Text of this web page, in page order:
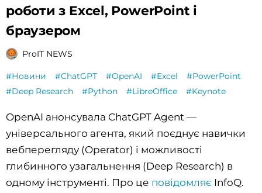
роботи з Excel, PowerPoint і
браузером
ProIT NEWS
#Новини #ChatGPT #OpenAI #Excel
#PowerPoint
#Deep Research
#Python #LibreOffice #Keynote
OpenAI анонсувала ChatGPT Agent —
універсального агента, який поєднує навички
вебперегляду (Operator) і можливості
глибинного узагальнення (Deep Research) в
одному інструменті. Про це повідомляє InfoQ.